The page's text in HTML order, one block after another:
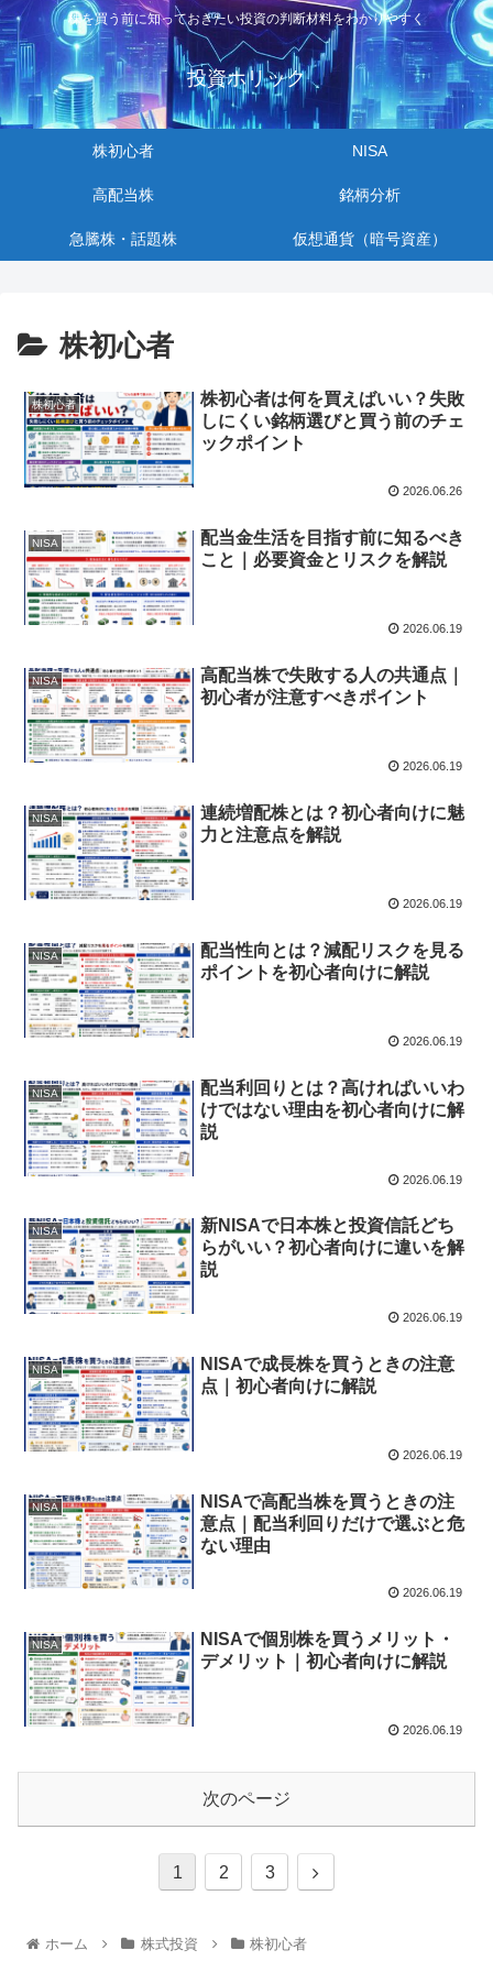
株を買う前に知っておきたい投資の判断材料をわかりやすく
投資ホリック
株初心者 NISA
高配当株 銘柄分析
急騰株・話題株 仮想通貨（暗号資産）
株初心者
株初心者
株初心者は何を買えばいい？失敗
しにくい銘柄選びと買う前のチェ
ックポイント
2026.06.26
NISA
配当金生活を目指す前に知るべき
こと｜必要資金とリスクを解説
2026.06.19
NISA
高配当株で失敗する人の共通点｜
初心者が注意すべきポイント
2026.06.19
NISA
連続増配株とは？初心者向けに魅
力と注意点を解説
2026.06.19
NISA
配当性向とは？減配リスクを見る
ポイントを初心者向けに解説
2026.06.19
NISA
配当利回りとは？高ければいいわ
けではない理由を初心者向けに解
説
2026.06.19
NISA
新NISAで日本株と投資信託どち
らがいい？初心者向けに違いを解
説
2026.06.19
NISA
NISAで成長株を買うときの注意
点｜初心者向けに解説
2026.06.19
NISA
NISAで高配当株を買うときの注
意点｜配当利回りだけで選ぶと危
ない理由
2026.06.19
NISA
NISAで個別株を買うメリット・
デメリット｜初心者向けに解説
2026.06.19
次のページ
1 2 3
ホーム 株式投資 株初心者